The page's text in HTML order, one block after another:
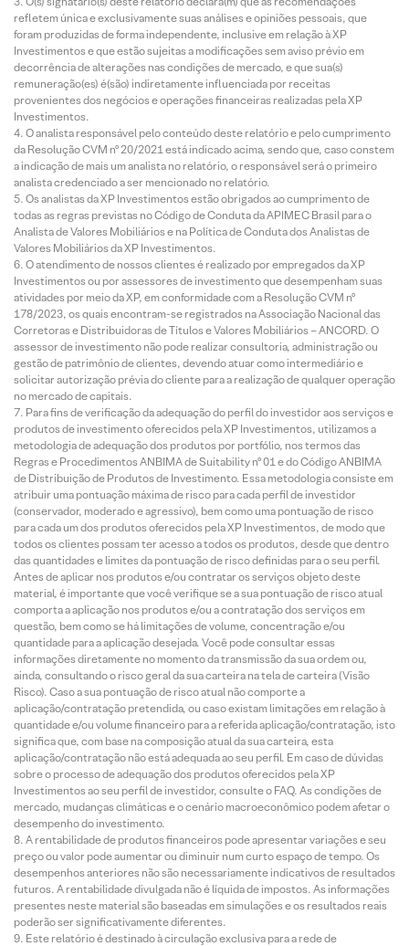
refletem única e exclusivamente suas análises e opiniões pessoais, que
foram produzidas de forma independente, inclusive em relação à XP
Investimentos e que estão sujeitas a modificações sem aviso prévio em
decorrência de alterações nas condições de mercado, e que sua(s)
remuneração(es) é(são) indiretamente influenciada por receitas
provenientes dos negócios e operações financeiras realizadas pela XP
Investimentos.
O analista responsável pelo conteúdo deste relatório e pelo cumprimento
da Resolução CVM nº 20/2021 está indicado acima, sendo que, caso constem
a indicação de mais um analista no relatório, o responsável será o primeiro
analista credenciado a ser mencionado no relatório.
Os analistas da XP Investimentos estão obrigados ao cumprimento de
todas as regras previstas no Código de Conduta da APIMEC Brasil para o
Analista de Valores Mobiliários e na Política de Conduta dos Analistas de
Valores Mobiliários da XP Investimentos.
O atendimento de nossos clientes é realizado por empregados da XP
Investimentos ou por assessores de investimento que desempenham suas
atividades por meio da XP, em conformidade com a Resolução CVM nº
178/2023, os quais encontram-se registrados na Associação Nacional das
Corretoras e Distribuidoras de Títulos e Valores Mobiliários – ANCORD. O
assessor de investimento não pode realizar consultoria, administração ou
gestão de patrimônio de clientes, devendo atuar como intermediário e
solicitar autorização prévia do cliente para a realização de qualquer operação
no mercado de capitais.
Para fins de verificação da adequação do perfil do investidor aos serviços e
produtos de investimento oferecidos pela XP Investimentos, utilizamos a
metodologia de adequação dos produtos por portfólio, nos termos das
Regras e Procedimentos ANBIMA de Suitability nº 01 e do Código ANBIMA
de Distribuição de Produtos de Investimento. Essa metodologia consiste em
atribuir uma pontuação máxima de risco para cada perfil de investidor
(conservador, moderado e agressivo), bem como uma pontuação de risco
para cada um dos produtos oferecidos pela XP Investimentos, de modo que
todos os clientes possam ter acesso a todos os produtos, desde que dentro
das quantidades e limites da pontuação de risco definidas para o seu perfil.
Antes de aplicar nos produtos e/ou contratar os serviços objeto deste
material, é importante que você verifique se a sua pontuação de risco atual
comporta a aplicação nos produtos e/ou a contratação dos serviços em
questão, bem como se há limitações de volume, concentração e/ou
quantidade para a aplicação desejada. Você pode consultar essas
informações diretamente no momento da transmissão da sua ordem ou,
ainda, consultando o risco geral da sua carteira na tela de carteira (Visão
Risco). Caso a sua pontuação de risco atual não comporte a
aplicação/contratação pretendida, ou caso existam limitações em relação à
quantidade e/ou volume financeiro para a referida aplicação/contratação, isto
significa que, com base na composição atual da sua carteira, esta
aplicação/contratação não está adequada ao seu perfil. Em caso de dúvidas
sobre o processo de adequação dos produtos oferecidos pela XP
Investimentos ao seu perfil de investidor, consulte o FAQ. As condições de
mercado, mudanças climáticas e o cenário macroeconômico podem afetar o
desempenho do investimento.
A rentabilidade de produtos financeiros pode apresentar variações e seu
preço ou valor pode aumentar ou diminuir num curto espaço de tempo. Os
desempenhos anteriores não são necessariamente indicativos de resultados
futuros. A rentabilidade divulgada não é líquida de impostos. As informações
presentes neste material são baseadas em simulações e os resultados reais
poderão ser significativamente diferentes.
Este relatório é destinado à circulação exclusiva para a rede de